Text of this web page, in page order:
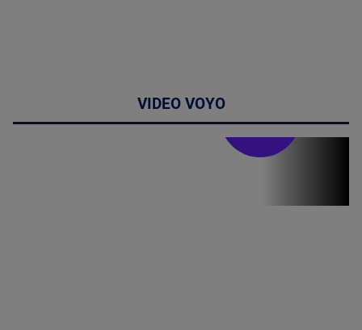
VIDEO VOYO